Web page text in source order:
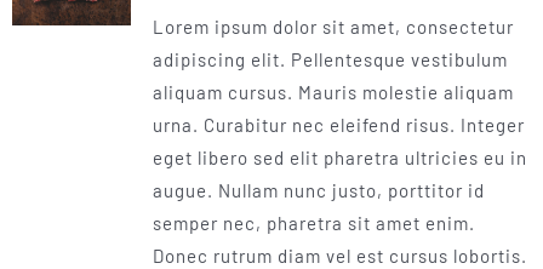
bis
$16.99
Lorem ipsum dolor sit amet, consectetur
adipiscing elit. Pellentesque vestibulum
aliquam cursus. Mauris molestie aliquam
urna. Curabitur nec eleifend risus. Integer
eget libero sed elit pharetra ultricies eu in
augue. Nullam nunc justo, porttitor id
semper nec, pharetra sit amet enim.
Donec rutrum diam vel est cursus lobortis.